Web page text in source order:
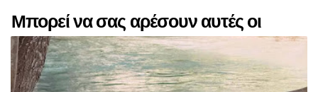
Μπορεί να σας αρέσουν αυτές οι
αναρτήσεις